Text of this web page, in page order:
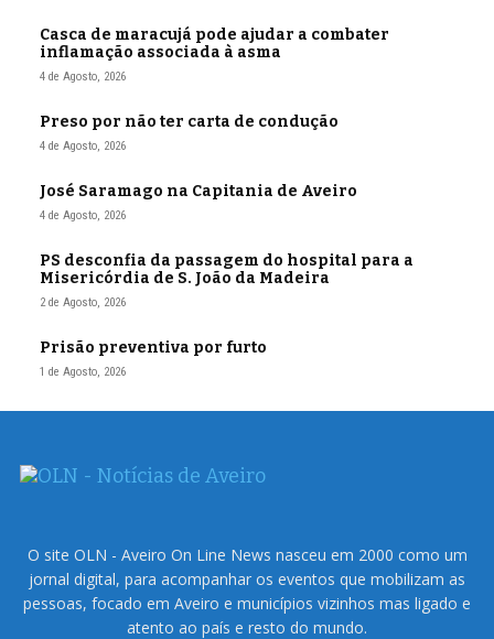
Casca de maracujá pode ajudar a combater
inflamação associada à asma
4 de Agosto, 2026
Preso por não ter carta de condução
4 de Agosto, 2026
José Saramago na Capitania de Aveiro
4 de Agosto, 2026
PS desconfia da passagem do hospital para a
Misericórdia de S. João da Madeira
2 de Agosto, 2026
Prisão preventiva por furto
1 de Agosto, 2026
O site OLN - Aveiro On Line News nasceu em 2000 como um
jornal digital, para acompanhar os eventos que mobilizam as
pessoas, focado em Aveiro e municípios vizinhos mas ligado e
atento ao país e resto do mundo.